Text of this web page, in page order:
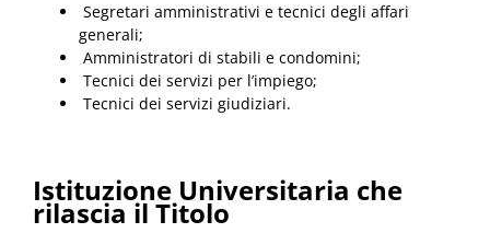
Segretari amministrativi e tecnici degli affari
generali;
Amministratori di stabili e condomini;
Tecnici dei servizi per l’impiego;
Tecnici dei servizi giudiziari.
Istituzione Universitaria che
rilascia il Titolo